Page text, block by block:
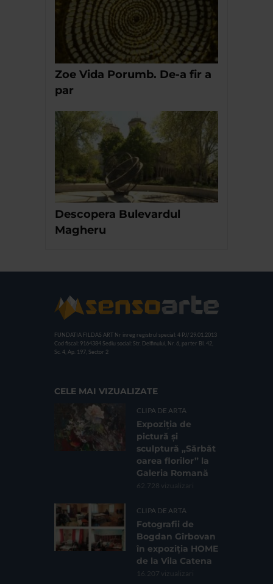
Zoe Vida Porumb. De-a fir a
par
Descopera Bulevardul
Magheru
FUNDATIA FILDAS ART Nr inreg registrul special: 4 PJ/ 29.01.2013
Cod fiscal: 9164384 Sediu social: Str. Delfinului, Nr. 6, parter Bl. 42,
Sc. 4, Ap. 197, Sector 2
CELE MAI VIZUALIZATE
CLIPA DE ARTA
Expoziția de
pictură și
sculptură „Sărbăt
oarea florilor” la
Galeria Romană
62.728 vizualizari
CLIPA DE ARTA
Fotografii de
Bogdan Gîrbovan
în expoziția HOME
de la Vila Catena
16.207 vizualizari